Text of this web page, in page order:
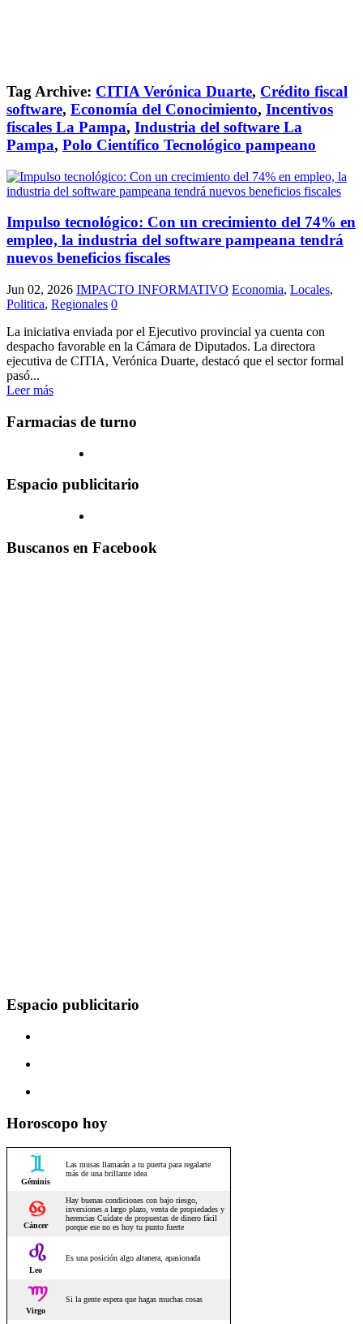
Tag Archive: CITIA Verónica Duarte, Crédito fiscal
software, Economía del Conocimiento, Incentivos
fiscales La Pampa, Industria del software La
Pampa, Polo Científico Tecnológico pampeano
Impulso tecnológico: Con un crecimiento del 74% en
empleo, la industria del software pampeana tendrá
nuevos beneficios fiscales
Jun 02, 2026 IMPACTO INFORMATIVO Economia, Locales,
Politica, Regionales 0
La iniciativa enviada por el Ejecutivo provincial ya cuenta con
despacho favorable en la Cámara de Diputados. La directora
ejecutiva de CITIA, Verónica Duarte, destacó que el sector formal
pasó...
Leer más
Farmacias de turno
Espacio publicitario
Buscanos en Facebook
Espacio publicitario
Horoscopo hoy